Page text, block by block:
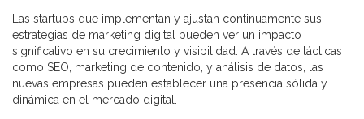
Las startups que implementan y ajustan continuamente sus
estrategias de marketing digital pueden ver un impacto
significativo en su crecimiento y visibilidad. A través de tácticas
como SEO, marketing de contenido, y análisis de datos, las
nuevas empresas pueden establecer una presencia sólida y
dinámica en el mercado digital.